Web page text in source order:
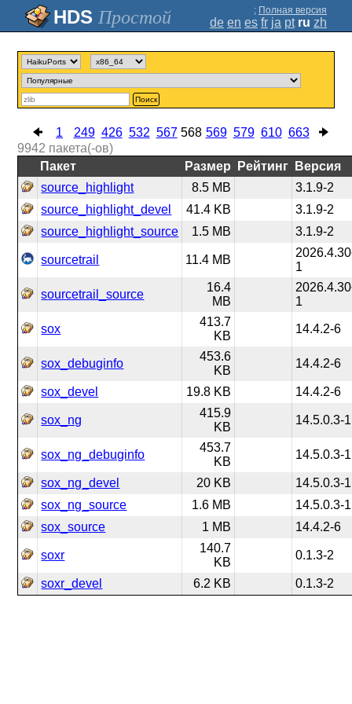
Простой ; Полная версия
de en es fr ja pt ru zh
Поиск
1 249 426 532 567 568 569 579 610 663
9942 пакета(-ов)
Пакет
Размер Рейтинг
Версия
source_highlight
8.5 MB
3.1.9-2
source_highlight_devel
41.4 KB
3.1.9-2
source_highlight_source
1.5 MB 3.1.9-2
sourcetrail 11.4 MB
1
sourcetrail_source
16.4
MB
1
sox
413.7
KB
14.4.2-6
sox_debuginfo
453.6
KB
14.4.2-6
sox_devel 19.8 KB 14.4.2-6
sox_ng
415.9
KB
14.5.0.3-1
sox_ng_debuginfo
453.7
KB
14.5.0.3-1
sox_ng_devel 20 KB
14.5.0.3-1
sox_ng_source
1.6 MB
14.5.0.3-1
sox_source
1 MB 14.4.2-6
soxr
140.7
KB
0.1.3-2
soxr_devel 6.2 KB 0.1.3-2